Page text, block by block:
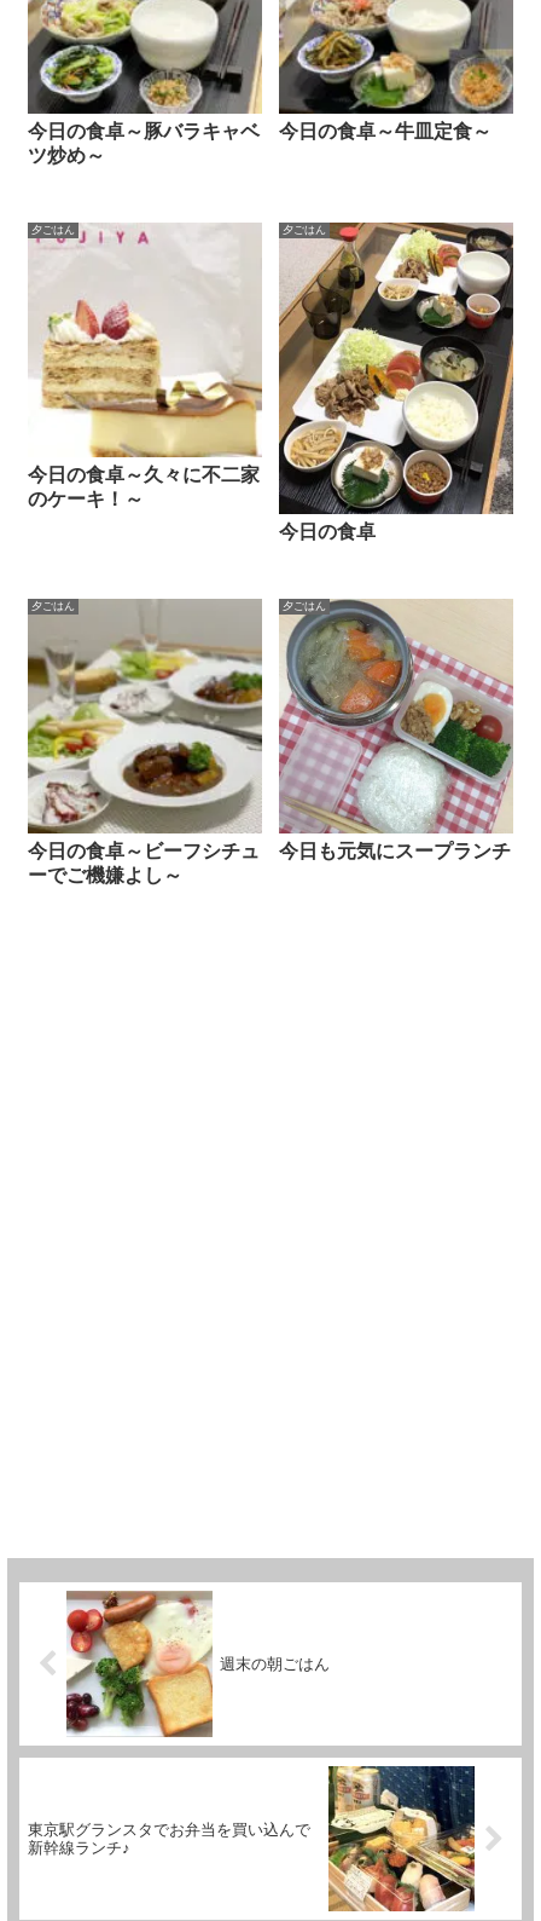
今日の食卓～豚バラキャベ
ツ炒め～
今日の食卓～牛皿定食～
夕ごはん
今日の食卓～久々に不二家
のケーキ！～
夕ごはん
今日の食卓
夕ごはん
今日の食卓～ビーフシチュ
ーでご機嫌よし～
夕ごはん
今日も元気にスープランチ
週末の朝ごはん
東京駅グランスタでお弁当を買い込んで
新幹線ランチ♪